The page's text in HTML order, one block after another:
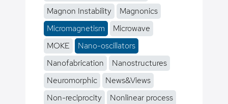
Magnon Instability
Magnonics
Micromagnetism
Microwave
MOKE
Nano-oscillators
Nanofabrication
Nanostructures
Neuromorphic
News&Views
Non-reciprocity
Nonlinear process